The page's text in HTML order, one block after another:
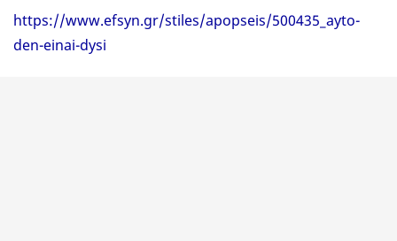
https://www.efsyn.gr/stiles/apopseis/500435_ayto-
den-einai-dysi